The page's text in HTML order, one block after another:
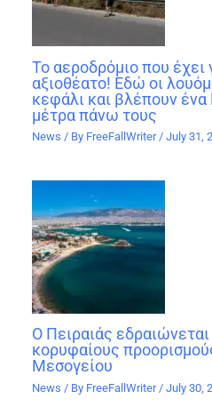
Το αεροδρόμιο που έχει
αξιοθέατο! Εδώ οι
κεφάλι και βλέπουν
μέτρα πάνω τους
News / By FreeFallWriter/July 31,
Ο Πειραιάς
κορυφαίους
Μεσογείου
News / By FreeFallWriter /July 30,